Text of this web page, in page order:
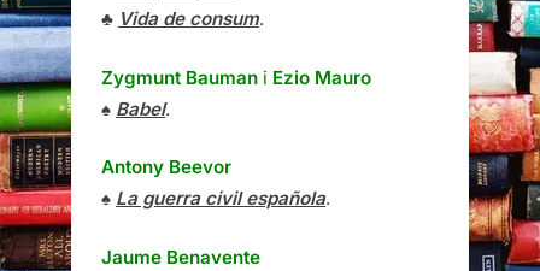
♣ Vida de consum.
Zygmunt Bauman i Ezio Mauro
♠ Babel.
Antony Beevor
♠ La guerra civil española.
Jaume Benavente